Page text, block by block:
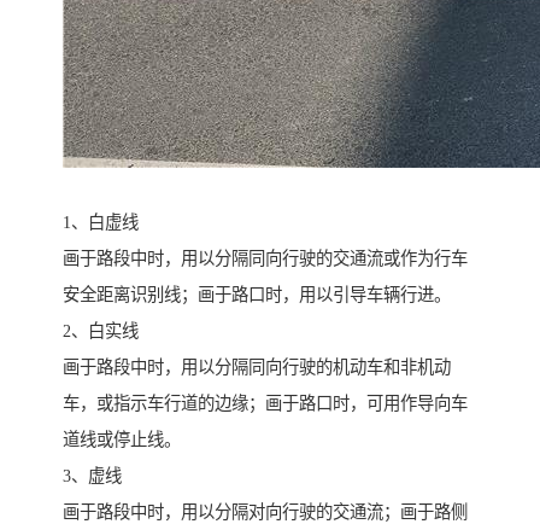
1、白虚线
画于路段中时，用以分隔同向行驶的交通流或作为行车
安全距离识别线；画于路口时，用以引导车辆行进。
2、白实线
画于路段中时，用以分隔同向行驶的机动车和非机动
车，或指示车行道的边缘；画于路口时，可用作导向车
道线或停止线。
3、虚线
画于路段中时，用以分隔对向行驶的交通流；画于路侧